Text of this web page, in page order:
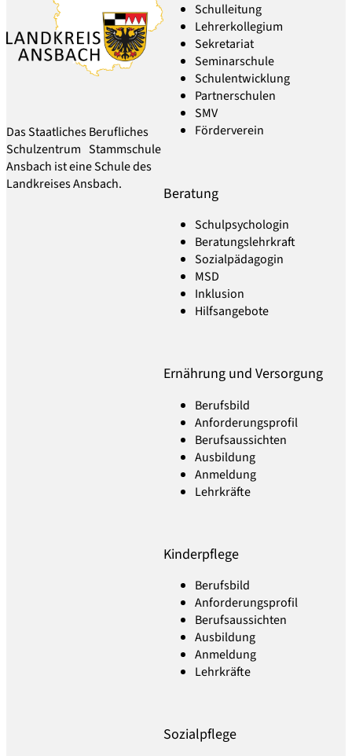
Das Staatliches Berufliches
Schulzentrum Stammschule
Ansbach ist eine Schule des
Landkreises Ansbach.
Schulleitung
Lehrerkollegium
Sekretariat
Seminarschule
Schulentwicklung
Partnerschulen
SMV
Förderverein
Beratung
Schulpsychologin
Beratungslehrkraft
Sozialpädagogin
MSD
Inklusion
Hilfsangebote
Ernährung und Versorgung
Berufsbild
Anforderungsprofil
Berufsaussichten
Ausbildung
Anmeldung
Lehrkräfte
Kinderpflege
Berufsbild
Anforderungsprofil
Berufsaussichten
Ausbildung
Anmeldung
Lehrkräfte
Sozialpflege